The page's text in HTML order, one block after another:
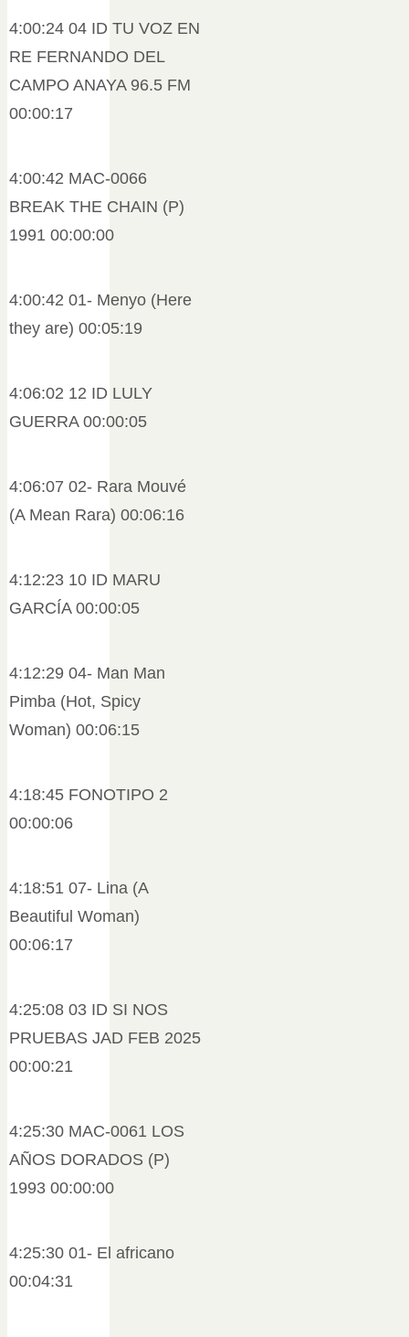
4:00:24 04 ID TU VOZ EN
RE FERNANDO DEL
CAMPO ANAYA 96.5 FM
00:00:17
4:00:42 MAC-0066
BREAK THE CHAIN (P)
1991 00:00:00
4:00:42 01- Menyo (Here
they are) 00:05:19
4:06:02 12 ID LULY
GUERRA 00:00:05
4:06:07 02- Rara Mouvé
(A Mean Rara) 00:06:16
4:12:23 10 ID MARU
GARCÍA 00:00:05
4:12:29 04- Man Man
Pimba (Hot, Spicy
Woman) 00:06:15
4:18:45 FONOTIPO 2
00:00:06
4:18:51 07- Lina (A
Beautiful Woman)
00:06:17
4:25:08 03 ID SI NOS
PRUEBAS JAD FEB 2025
00:00:21
4:25:30 MAC-0061 LOS
AÑOS DORADOS (P)
1993 00:00:00
4:25:30 01- El africano
00:04:31